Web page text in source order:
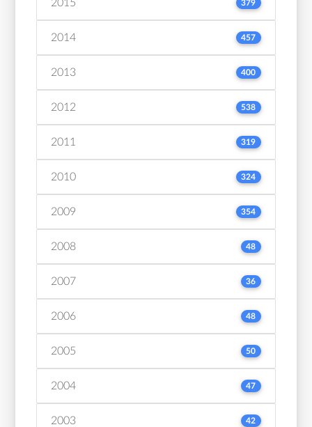
2015 379
2014 457
2013 400
2012 538
2011 319
2010 324
2009 354
2008 48
2007 36
2006 48
2005 50
2004 47
2003 42